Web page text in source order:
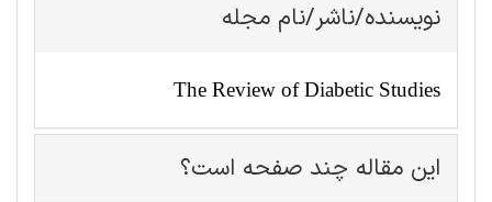
نویسنده/ناشر/نام مجله
The Review of Diabetic Studies
این مقاله چند صفحه است؟